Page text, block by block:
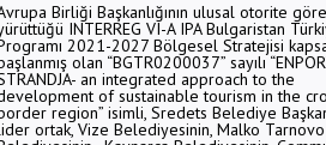
Birliği Başkanlığının ulusal otorite
INTERREG VI-A IPA Bulgaristan
2021-2027 Bölgesel Stratejisi
olan “BGTR0200037” sayılı
an integrated approach to the
of sustainable tourism in the
region” isimli, Sredets Belediye
ortak, Vize Belediyesinin, Malko Tarnovo